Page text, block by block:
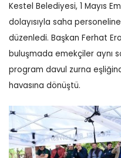
Kestel Belediyesi, 1 Mayıs
dolayısıyla saha
düzenledi. Başkan Ferhat
buluşmada emekçiler aynı
program davul zurna
havasına dönüştü.